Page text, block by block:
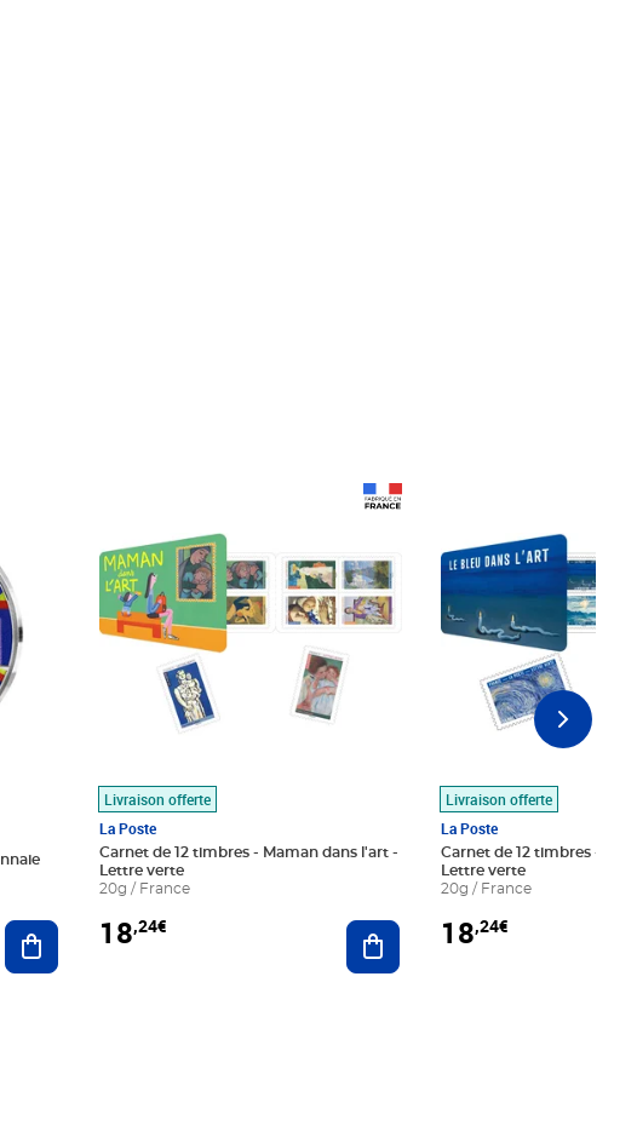
Ajouter au panier
Livraison offerte
La Poste
Carnet de 12 timbres - Maman dans l'art -
Lettre verte
20g / France
18,24€ Ajouter au panier
Livraison offerte
La Poste
Carnet de 12 timbres - Le
Lettre verte
20g / France
18,24€